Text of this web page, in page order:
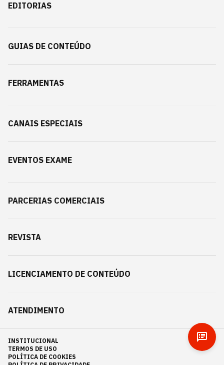
EDITORIAS
GUIAS DE CONTEÚDO
FERRAMENTAS
CANAIS ESPECIAIS
EVENTOS EXAME
PARCERIAS COMERCIAIS
REVISTA
LICENCIAMENTO DE CONTEÚDO
ATENDIMENTO
INSTITUCIONAL
TERMOS DE USO
POLÍTICA DE COOKIES